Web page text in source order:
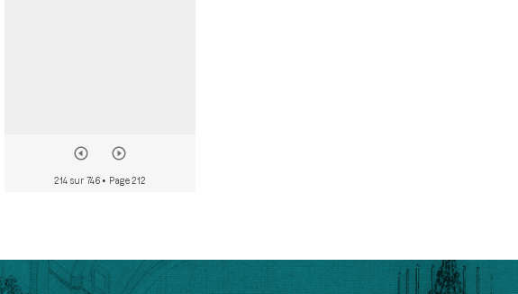
214 sur 746• Page 212